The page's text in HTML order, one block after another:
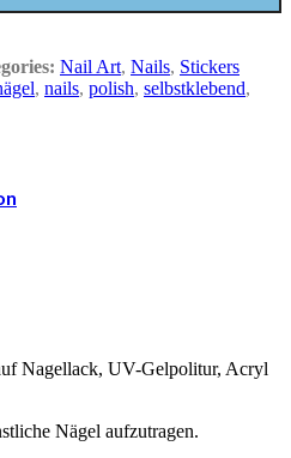
Nail Art, Nails, Stickers
, nails, polish, selbstklebend,
Nagellack, UV-Gelpolitur, Acryl
Nägel aufzutragen.